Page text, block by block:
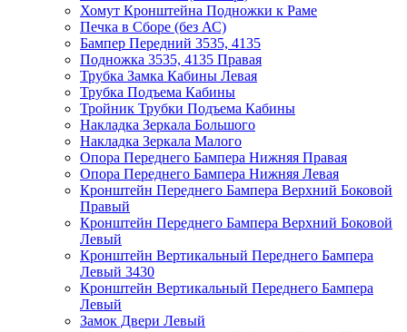
Хомут Кронштейна Подножки к Раме
Печка в Сборе (без АС)
Бампер Передний 3535, 4135
Подножка 3535, 4135 Правая
Трубка Замка Кабины Левая
Трубка Подъема Кабины
Тройник Трубки Подъема Кабины
Накладка Зеркала Большого
Накладка Зеркала Малого
Опора Переднего Бампера Нижняя Правая
Опора Переднего Бампера Нижняя Левая
Кронштейн Переднего Бампера Верхний Боковой
Правый
Кронштейн Переднего Бампера Верхний Боковой
Левый
Кронштейн Вертикальный Переднего Бампера
Левый 3430
Кронштейн Вертикальный Переднего Бампера
Левый
Замок Двери Левый